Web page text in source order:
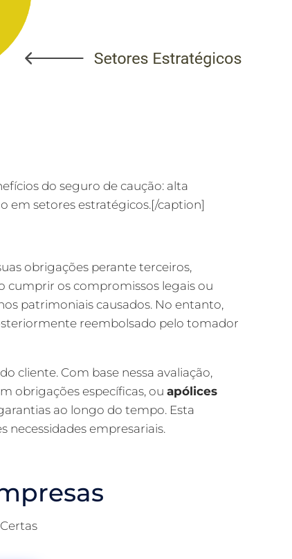
do seguro de caução: alta
em setores estratégicos.[/caption]
obrigações perante terceiros,
cumprir os compromissos legais ou
patrimoniais causados. No entanto,
reembolsado pelo tomador
cliente. Com base nessa avaliação,
obrigações específicas, ouapólices
ao longo do tempo. Esta
necessidades empresariais.